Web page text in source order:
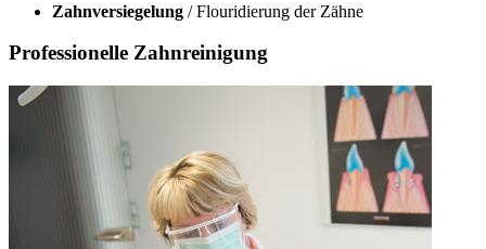
Zahnversiegelung / Flouridierung der Zähne
Professionelle Zahnreinigung